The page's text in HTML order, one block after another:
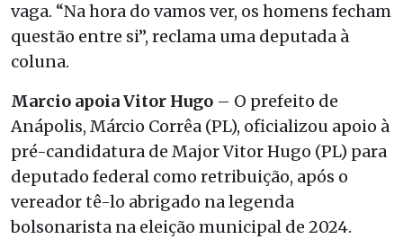
vaga. “Na hora do vamos ver, os homens fecham
questão entre si”, reclama uma deputada à
coluna.
Marcio apoia Vitor Hugo – O prefeito de
Anápolis, Márcio Corrêa (PL), oficializou apoio à
pré-candidatura de Major Vitor Hugo (PL) para
deputado federal como retribuição, após o
vereador tê-lo abrigado na legenda
bolsonarista na eleição municipal de 2024.